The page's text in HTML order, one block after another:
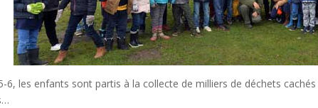
6, les enfants sont partis à la collecte de milliers de déchets